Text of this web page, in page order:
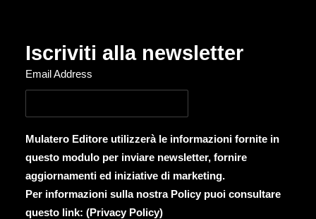
Iscriviti alla newsletter
Email Address
Mulatero Editore utilizzerà le informazioni fornite in
questo modulo per inviare newsletter, fornire
aggiornamenti ed iniziative di marketing.
Per informazioni sulla nostra Policy puoi consultare
questo link: (Privacy Policy)